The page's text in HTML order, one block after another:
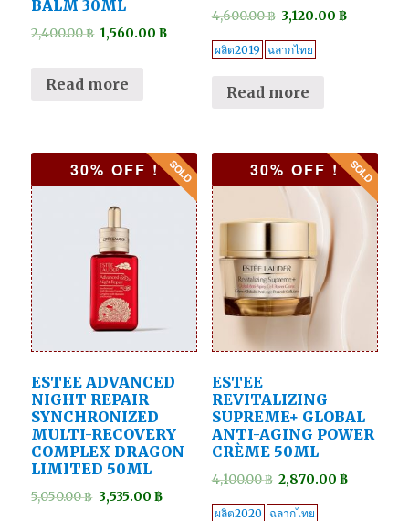
BALM 30ML
2,400.00฿ 1,560.00 ฿
Read more
4,600.00฿ 3,120.00฿
ผลิต2019 ฉลากไทย
Read more
30% OFF !
ESTEE ADVANCED
NIGHT REPAIR
SYNCHRONIZED
MULTI-RECOVERY
COMPLEX DRAGON
LIMITED 50ML
5,050.00฿ 3,535.00 ฿
30% OFF !
ESTEE
REVITALIZING
SUPREME+ GLOBAL
ANTI-AGING POWER
CRÈME 50ML
4,100.00฿ 2,870.00฿
ผลิต2020 ฉลากไทย